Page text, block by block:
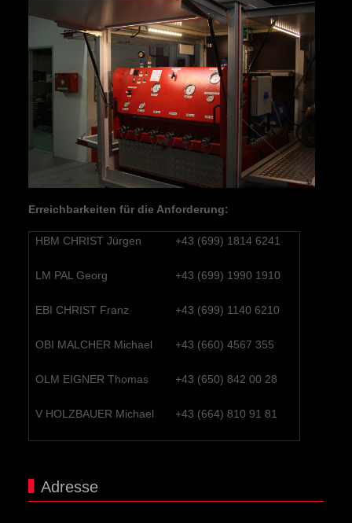
Erreichbarkeiten für die Anforderung:
HBM CHRIST Jürgen +43 (699) 1814 6241
LM PAL Georg +43 (699) 1990 1910
EBI CHRIST Franz +43 (699) 1140 6210
OBI MALCHER Michael +43 (660) 4567 355
OLM EIGNER Thomas +43 (650) 842 00 28
V HOLZBAUER Michael +43 (664) 810 91 81
Adresse